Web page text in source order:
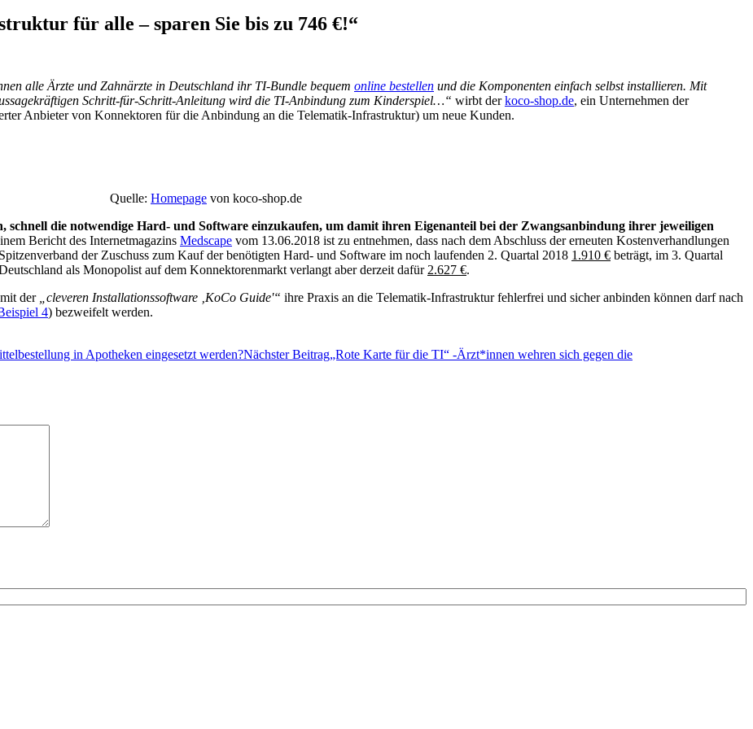
für alle – sparen Sie bis zu 746 €!“
alle Ärzte und Zahnärzte in Deutschland ihr TI-Bundle bequem online bestellen und die Komponenten einfach selbst installieren. Mit
Schritt-für-Schritt-Anleitung wird die TI-Anbindung zum Kinderspiel…“ wirbt derkoco-shop.de, ein Unternehmen der
Anbieter von Konnektoren für die Anbindung an die Telematik-Infrastruktur) um neue Kunden.
Quelle: Homepage von koco-shop.de
die notwendige Hard- und Software einzukaufen, um damit ihren Eigenanteil bei der Zwangsanbindung ihrer jeweiligen
Bericht des Internetmagazins Medscape vom 13.06.2018 ist zu entnehmen, dass nach dem Abschluss der erneuten Kostenverhandlungen
der Zuschuss zum Kauf der benötigten Hard- und Software im noch laufenden 2. Quartal 2018 1.910 € beträgt, im 3. Quartal
als Monopolist auf dem Konnektorenmarkt verlangt aber derzeit dafür 2.627 €.
der
„cleveren Installationssoftware ‚KoCo Guide'“ ihre Praxis an die Telematik-Infrastruktur fehlerfrei und sicher anbinden können darf nach
4) bezweifelt werden.
in Apotheken eingesetzt werden?Nächster Beitrag„Rote Karte für die TI“ -Ärzt*innen wehren sich gegen die